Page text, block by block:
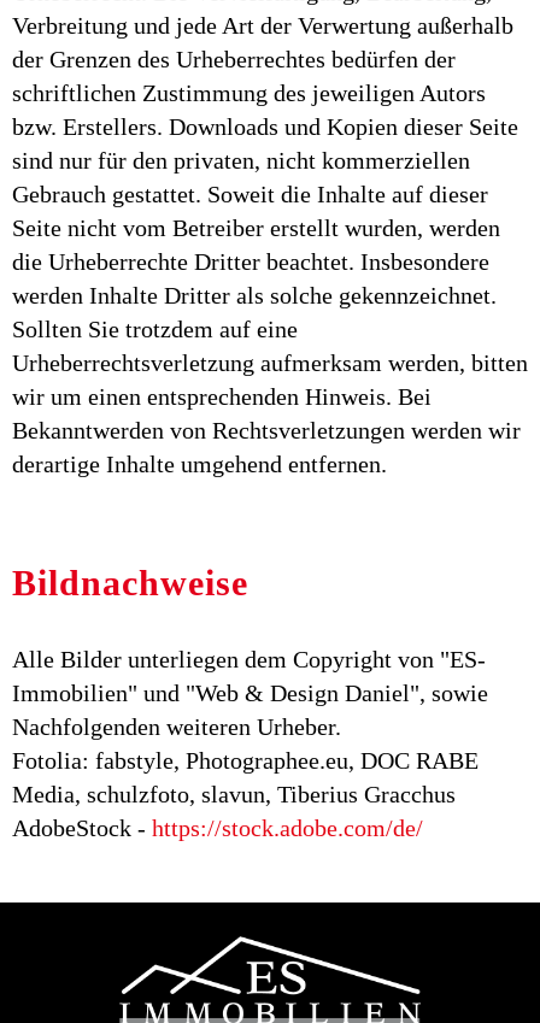
Verbreitung und jede Art der Verwertung außerhalb
der Grenzen des Urheberrechtes bedürfen der
schriftlichen Zustimmung des jeweiligen Autors
bzw. Erstellers. Downloads und Kopien dieser Seite
sind nur für den privaten, nicht kommerziellen
Gebrauch gestattet. Soweit die Inhalte auf dieser
Seite nicht vom Betreiber erstellt wurden, werden
die Urheberrechte Dritter beachtet. Insbesondere
werden Inhalte Dritter als solche gekennzeichnet.
Sollten Sie trotzdem auf eine
Urheberrechtsverletzung aufmerksam werden, bitten
wir um einen entsprechenden Hinweis. Bei
Bekanntwerden von Rechtsverletzungen werden wir
derartige Inhalte umgehend entfernen.
Bildnachweise
Alle Bilder unterliegen dem Copyright von "ES-
Immobilien" und "Web & Design Daniel", sowie
Nachfolgenden weiteren Urheber.
Fotolia: fabstyle, Photographee.eu, DOC RABE
Media, schulzfoto, slavun, Tiberius Gracchus
AdobeStock - https://stock.adobe.com/de/